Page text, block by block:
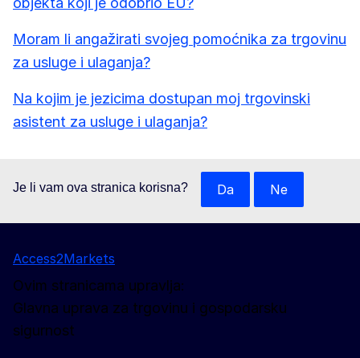
Moram li angažirati svojeg pomoćnika za trgovinu
za usluge i ulaganja?
Na kojim je jezicima dostupan moj trgovinski
asistent za usluge i ulaganja?
Je li vam ova stranica korisna? Da Ne
Access2Markets
Ovim stranicama upravlja:
Glavna uprava za trgovinu i gospodarsku
sigurnost